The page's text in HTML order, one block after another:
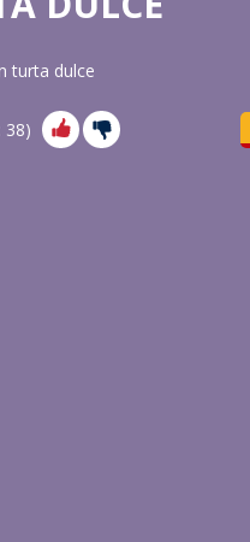
turta dulce
38)